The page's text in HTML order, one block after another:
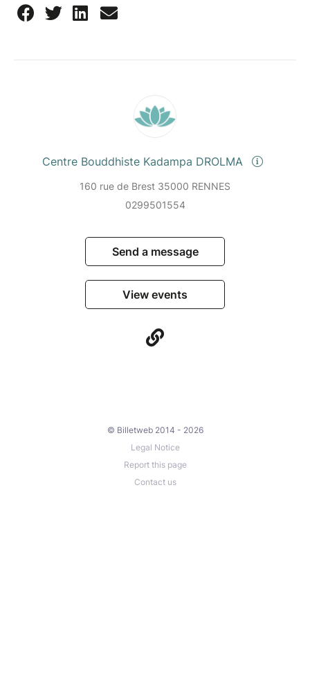
Centre Bouddhiste Kadampa DROLMA
160 rue de Brest 35000 RENNES
0299501554
Send a message
View events
© Billetweb 2014 - 2026
Legal Notice
Report this page
Contact us